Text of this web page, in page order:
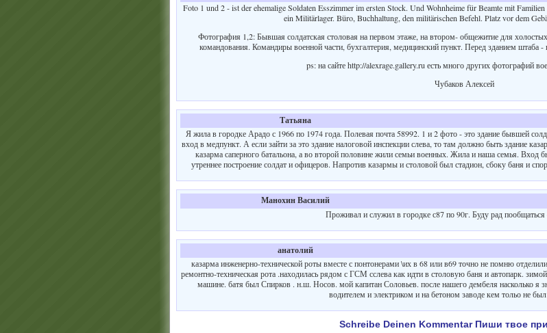
Foto 1 und 2 - ist der ehemalige Soldaten Esszimmer im ersten Stock. Und Wohnheime für Beamte mit
ein Militärlager. Büro, Buchhaltung, den militärischen Befehl. Platz vor dem
Фотография 1,2: Бывшая солдатская столовая на первом этаже, на втором- общежитие для
командования. Командиры военной части, бухгалтерия, медицинский пункт. Перед зданием штаба -
ps: на сайте http://alexrage.gallery.ru есть много других фотографий
Чубаков Алексей
Татьяна
Я жила в городке Арадо с 1966 по 1974 года. Полевая почта 58992. 1 и 2 фото - это здание бывшей
вход в медпункт. А если зайти за это здание налоговой инспекции слева, то там должно быть здание
казарма саперного батальона, а во второй половине жили семьи военных. Жила и наша семья. Вход
утреннее построение солдат и офицеров. Напротив казармы и столовой был стадион, сбоку баня и
Манохин Василий
Проживал и служил в городке с87 по 90г. Буду рад
анатолий
казарма инженерно-технической роты вместе с понтонерами \их в 68 или в69 точно не помню
ремонтно-техническая рота .находилась рядом с ГСМ сслева как идти в столовую баня и автопарк.
машине. батя был Спирков . н.ш. Носов. мой капитан Соловьев. после нашего дембеля насколько я
водителем и электриком и на бетоном заводе кем тольо не
Schreibe Deinen Kommentar Пиши твое